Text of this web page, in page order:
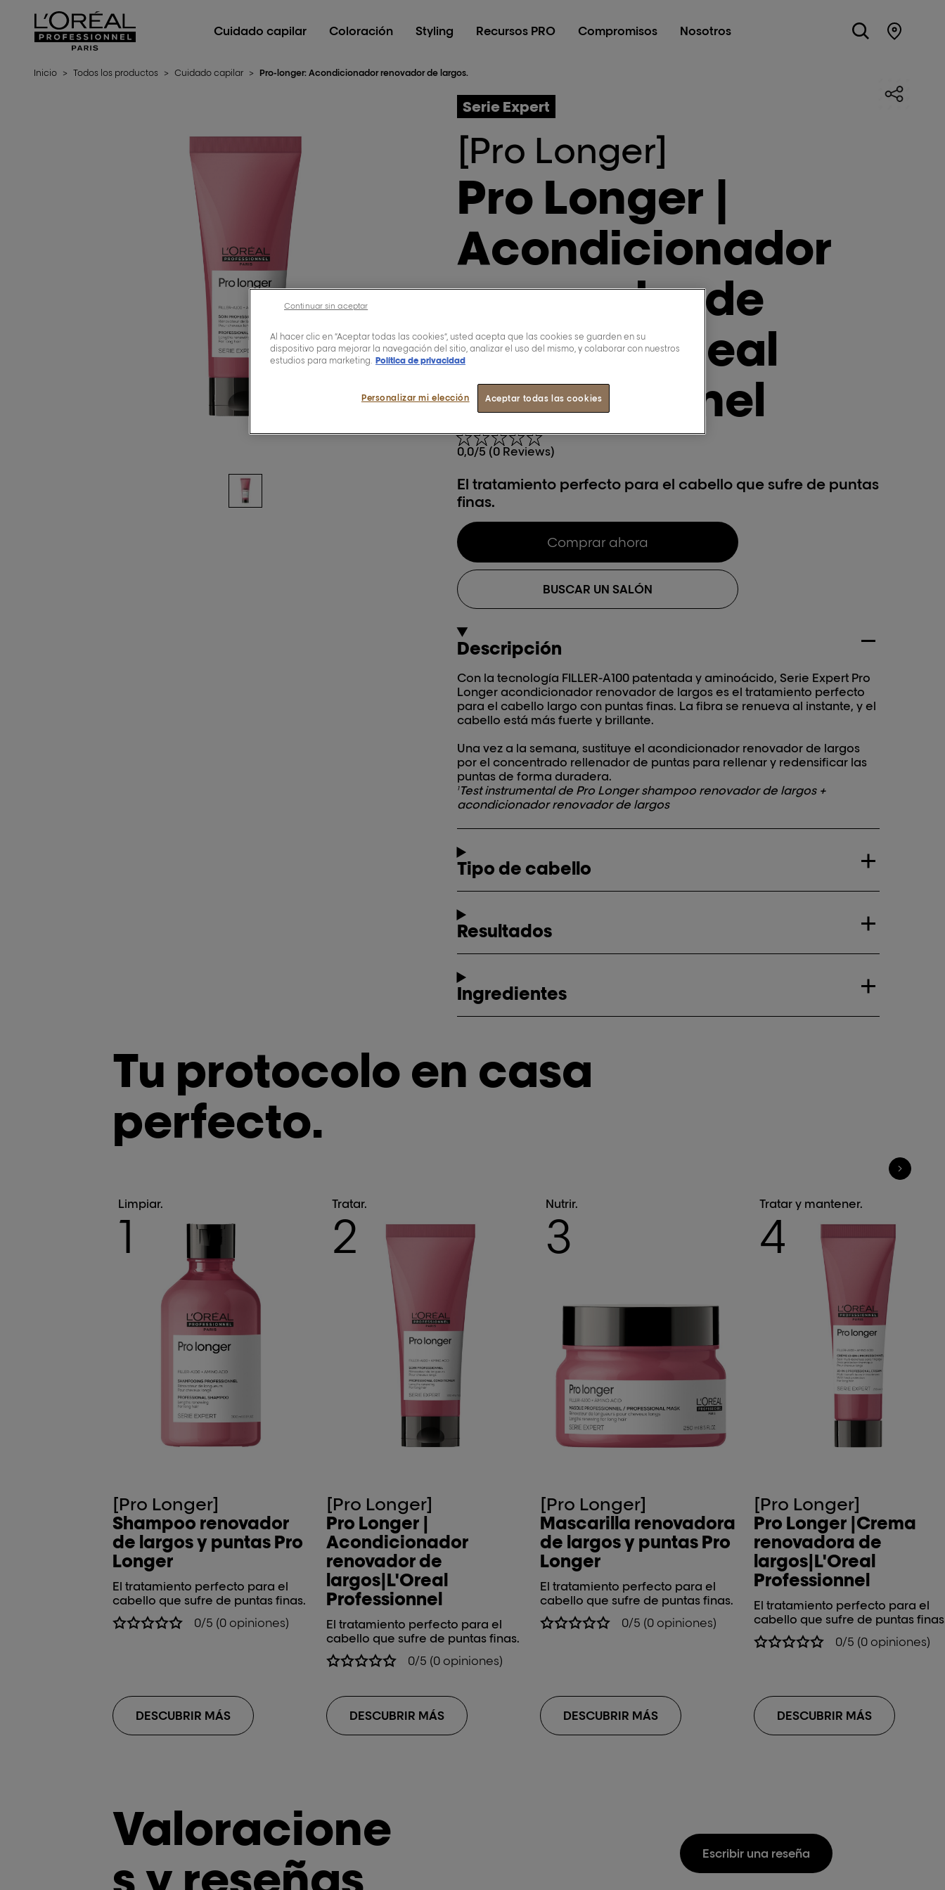
L'Oréal Professionnel Paris
Cuidado capilar
Coloración Styling Recursos PRO Compromisos Nosotros STORE
Inicio > Todos los productos > Cuidado capilar > Pro-longer: Acondicionador renovador de largos.
Serie Expert
[Pro Longer]
Pro Longer |
Acondicionador
renovador de
largos|L'Oreal
Professionnel
0,0/5 (0 Reviews)
El tratamiento perfecto para el cabello que sufre de puntas
finas.
Comprar ahora
BUSCAR UN SALÓN
Descripción
Con la tecnología FILLER-A100 patentada y aminoácido, Serie Expert Pro
Longer acondicionador renovador de largos es el tratamiento perfecto
para el cabello largo con puntas finas. La fibra se renueva al instante, y el
cabello está más fuerte y brillante.
Una vez a la semana, sustituye el acondicionador renovador de largos
por el concentrado rellenador de puntas para rellenar y redensificar las
puntas de forma duradera.
1Test instrumental de Pro Longer shampoo renovador de largos +
acondicionador renovador de largos
Tipo de cabello
Resultados
Ingredientes
Tu protocolo en casa
perfecto.
Limpiar.
1
[Pro Longer]
Shampoo renovador
de largos y puntas Pro
Longer
El tratamiento perfecto para el
cabello que sufre de puntas finas.
0/5 (0 opiniones)
DESCUBRIR MÁS
Tratar.
2
[Pro Longer]
Pro Longer |
Acondicionador
renovador de
largos|L'Oreal
Professionnel
El tratamiento perfecto para el
cabello que sufre de puntas finas.
0/5 (0 opiniones)
DESCUBRIR MÁS
Nutrir.
3
[Pro Longer]
Mascarilla renovadora
de largos y puntas Pro
Longer
El tratamiento perfecto para el
cabello que sufre de puntas finas.
0/5 (0 opiniones)
DESCUBRIR MÁS
Tratar y mantener.
4
[Pro Longer]
Pro Longer |Crema
renovadora de
largos|L'Oreal
Professionnel
El tratamiento perfecto para el
cabello que sufre de puntas
0/5 (0 opiniones)
DESCUBRIR MÁS
Valoracione
s y reseñas
Escribir una reseña
Al hacer clic en “Aceptar todas las cookies”, usted acepta que las cookies se guarden en su
dispositivo para mejorar la navegación del sitio, analizar el uso del mismo, y colaborar con nuestros
estudios para marketing. Política de privacidad
Aceptar todas las cookies
Personalizar mi elección
Continuar sin aceptar